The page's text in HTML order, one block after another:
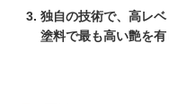
独自の技術で、高レ
塗料で最も高い艶を有